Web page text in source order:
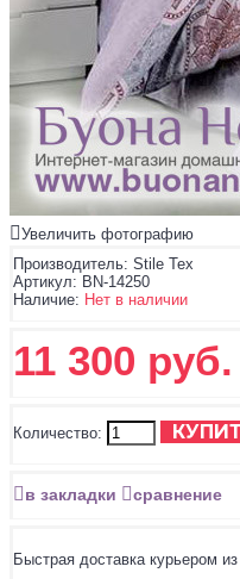
Увеличить фотографию
Производитель: Stile Tex
Артикул: BN-14250
Наличие: Нет в наличии
11 300 руб.
Количество:
в закладки сравнение
Быстрая доставка курьером